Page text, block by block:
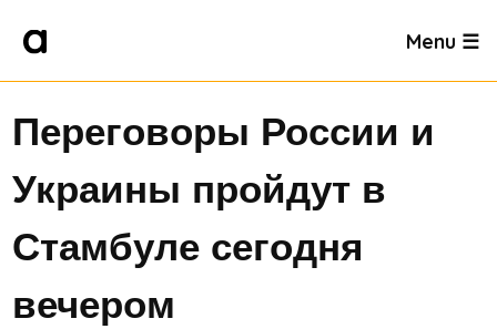
Menu ☰
Переговоры России и
Украины пройдут в
Стамбуле сегодня
вечером